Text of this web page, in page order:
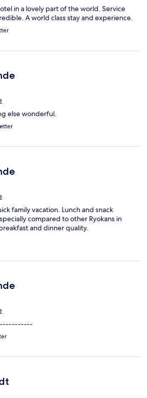
in a lovely part of the world. Service
A world class stay and experience.
else wonderful.
family vacation. Lunch and snack
compared to other Ryokans in
and dinner quality.